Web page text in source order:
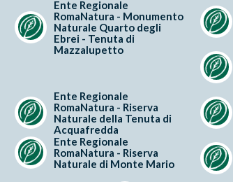
Ente Regionale
RomaNatura - Monumento
Naturale Quarto degli
Ebrei - Tenuta di
Mazzalupetto
Ente Regionale
RomaNatura - Riserva
Naturale della Tenuta di
Acquafredda
Ente Regionale
RomaNatura - Riserva
Naturale di Monte Mario